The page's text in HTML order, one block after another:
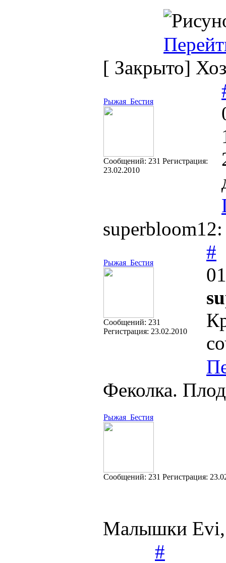
[ Закрыто]
Рыжая_Бестия
Cообщений: 231 Регистрация:
23.02.2010
Рыжая_Бестия
Cообщений: 231
Регистрация: 23.02.2010
#
Феколка.
Рыжая_Бестия
Cообщений: 231 Регистрация:
Малышки Evi,
#